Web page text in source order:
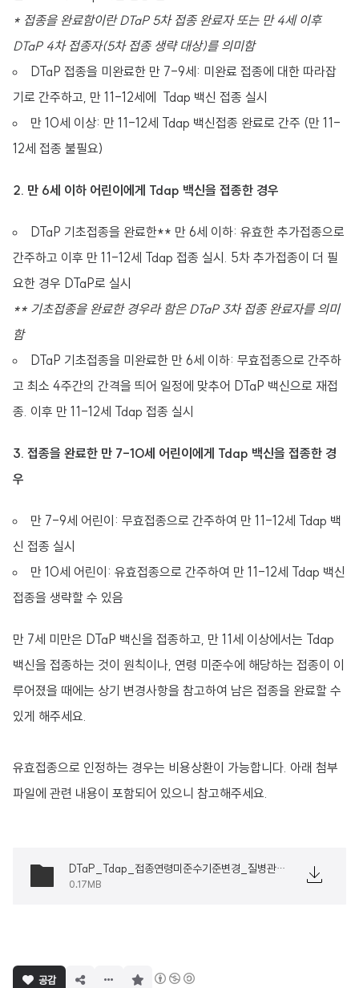
* 접종을 완료함이란 DTaP 5차 접종 완료자 또는 만 4세 이후
DTaP 4차 접종자(5차 접종 생략 대상)를 의미함
DTaP 접종을 미완료한 만 7-9세: 미완료 접종에 대한 따라잡
기로 간주하고, 만 11-12세에 Tdap 백신 접종 실시
만 10세 이상: 만 11-12세 Tdap 백신접종 완료로 간주 (만 11-
12세 접종 불필요)
2. 만 6세 이하 어린이에게 Tdap 백신을 접종한 경우
DTaP 기초접종을 완료한** 만 6세 이하: 유효한 추가접종으로
간주하고 이후 만 11-12세 Tdap 접종 실시. 5차 추가접종이 더 필
요한 경우 DTaP로 실시
** 기초접종을 완료한 경우라 함은 DTaP 3차 접종 완료자를 의미
함
DTaP 기초접종을 미완료한 만 6세 이하: 무효접종으로 간주하
고 최소 4주간의 간격을 띄어 일정에 맞추어 DTaP 백신으로 재접
종. 이후 만 11-12세 Tdap 접종 실시
3. 접종을 완료한 만 7-10세 어린이에게 Tdap 백신을 접종한 경
우
만 7-9세 어린이: 무효접종으로 간주하여 만 11-12세 Tdap 백
신 접종 실시
만 10세 어린이: 유효접종으로 간주하여 만 11-12세 Tdap 백신
접종을 생략할 수 있음
만 7세 미만은 DTaP 백신을 접종하고, 만 11세 이상에서는 Tdap
백신을 접종하는 것이 원칙이나, 연령 미준수에 해당하는 접종이 이
루어졌을 때에는 상기 변경사항을 참고하여 남은 접종을 완료할 수
있게 해주세요.
유효접종으로 인정하는 경우는 비용상환이 가능합니다. 아래 첨부
파일에 관련 내용이 포함되어 있으니 참고해주세요.
DTaP_Tdap_접종연령미준수기준변경_질병관리본부_변경사항.pdf
0.17MB
공감